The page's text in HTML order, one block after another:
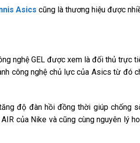
Asics cũng là thương hiệu được
nghệ GEL được xem là đối thủ trực
công nghệ chủ lực của Asics từ đó
độ đàn hồi đồng thời giúp chống
của Nike và cũng cùng nguyên lý